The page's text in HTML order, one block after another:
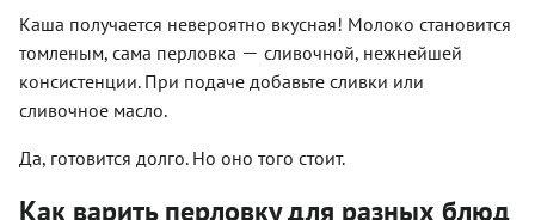
Каша получается невероятно вкусная! Молоко становится
томленым, сама перловка — сливочной, нежнейшей
консистенции. При подаче добавьте сливки или
сливочное масло.
Да, готовится долго. Но оно того стоит.
Как варить перловку для разных блюд